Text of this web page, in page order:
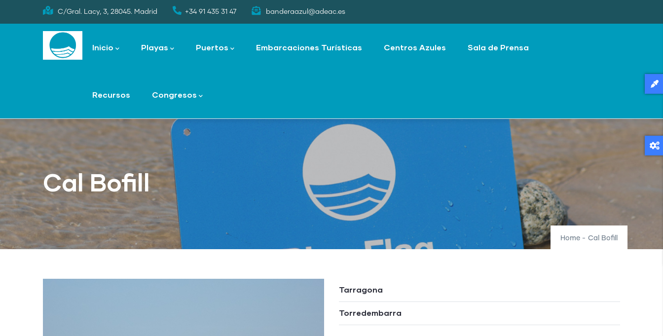
to
C/Gral. Lacy, 3, 28045. Madrid +34 91 435 31 47 banderaazul@adeac.es
navigation
Inicio Playas Puertos Embarcaciones Turísticas Centros Azules Sala de Prensa
Recursos Congresos
Cal Bofill
Home - Cal Bofill
Tarragona
Torredembarra